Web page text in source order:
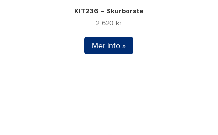
KIT236 – Skurborste
2 620 kr
Mer info »